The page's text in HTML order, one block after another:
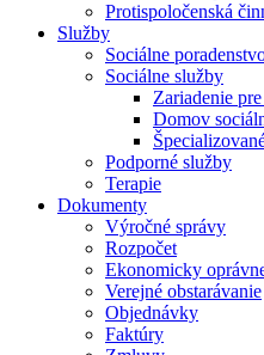
Protispoločenská
Služby
Sociálne
Sociálne služby
Zariadenie
Domov
Podporné služby
Terapie
Dokumenty
Výročné správy
Rozpočet
Ekonomicky
Verejné obstarávanie
Objednávky
Faktúry